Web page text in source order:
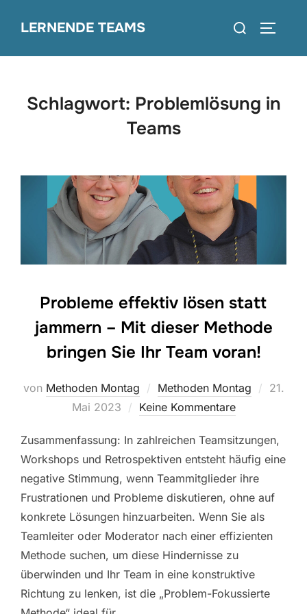
InhaltLERNENDE TEAMS
Suchen
Schlagwort: Problemlösung in
Teams
Probleme effektiv lösen statt
jammern – Mit dieser Methode
bringen Sie Ihr Team voran!
von Methoden Montag Methoden Montag
21.
Mai 2023
Keine Kommentare
Zusammenfassung: In zahlreichen Teamsitzungen,
Workshops und Retrospektiven entsteht häufig eine
negative Stimmung, wenn Teammitglieder ihre
Frustrationen und Probleme diskutieren, ohne auf
konkrete Lösungen hinzuarbeiten. Wenn Sie als
Teamleiter oder Moderator nach einer effizienten
Methode suchen, um diese Hindernisse zu
überwinden und Ihr Team in eine konstruktive
Richtung zu lenken, ist die „Problem-Fokussierte